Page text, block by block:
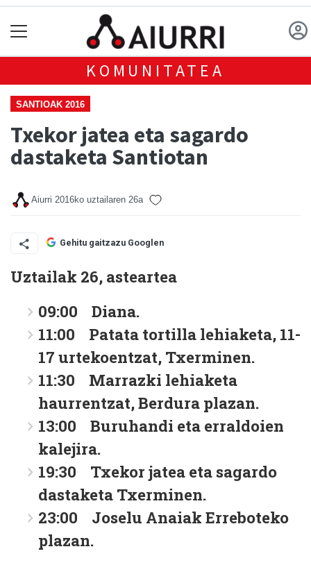
KOMUNITATEA
SANTIOAK 2016
Txekor jatea eta sagardo
dastaketa Santiotan
Aiurri 2016ko uztailaren 26a
Gehitu gaitzazu Googlen
Uztailak 26, asteartea
09:00 Diana.
11:00 Patata tortilla lehiaketa, 11-
17 urtekoentzat, Txerminen.
11:30 Marrazki lehiaketa
haurrentzat, Berdura plazan.
13:00 Buruhandi eta erraldoien
kalejira.
19:30 Txekor jatea eta sagardo
dastaketa Txerminen.
23:00 Joselu Anaiak Erreboteko
plazan.